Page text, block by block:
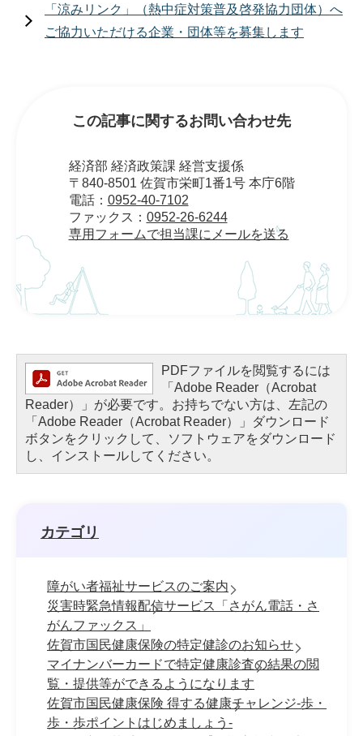
「涼みリンク」（熱中症対策普及啓発協力団体）へ
ご協力いただける企業・団体等を募集します
この記事に関するお問い合わせ先
経済部 経済政策課 経営支援係
〒840-8501 佐賀市栄町1番1号 本庁6階
電話： 0952-40-7102
ファックス： 0952-26-6244
専用フォームで担当課にメールを送る
PDFファイルを閲覧するには
「Adobe Reader（Acrobat
Reader）」が必要です。お持ちでない方は、左記の
「Adobe Reader（Acrobat Reader）」ダウンロード
ボタンをクリックして、ソフトウェアをダウンロード
し、インストールしてください。
カテゴリ
障がい者福祉サービスのご案内
災害時緊急情報配信サービス「さがん電話・さ
がんファックス」
佐賀市国民健康保険の特定健診のお知らせ
マイナンバーカードで特定健康診査の結果の閲
覧・提供等ができるようになります
佐賀市国民健康保険 得する健康チャレンジ-歩・
歩・歩ポイントはじめましょう-